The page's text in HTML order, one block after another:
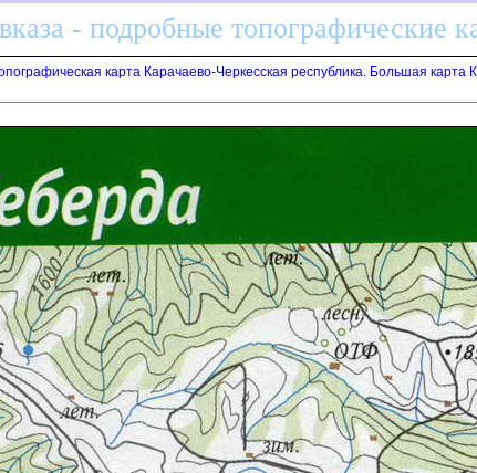
- подробные топографические
карта Карачаево-Черкесская республика. Большая